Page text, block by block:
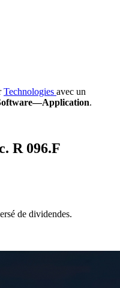
Technologies avec un
.
R 096.F
de dividendes.